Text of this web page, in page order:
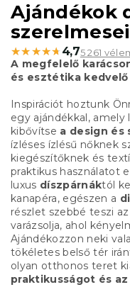
Ajándékok
★★★★★
★★★★★ 4,75 261
A megfelelő
és esztétika
Inspirációt hoztunk
egy ajándékkal,
kibővítse a design és
ízléses ízlésű nőknek
kiegészítőknek és
praktikus használatot
luxus díszpárnáktól
kanapéra, egészen a
részlet szebbé teszi
varázsolja, ahol
Ajándékozzon neki
tökéletes belső tér
olyan otthonos teret
praktikusságot és